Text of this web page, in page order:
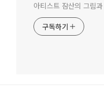
아티스트 잠산의 그림
구독하기